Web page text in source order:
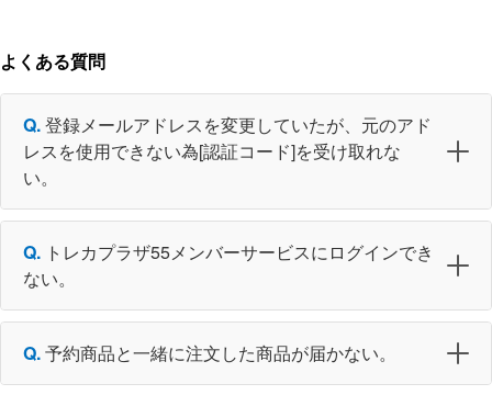
よくある質問
登録メールアドレスを変更していたが、元のアド
レスを使用できない為[認証コード]を受け取れな
い。
トレカプラザ55メンバーサービスにログインでき
ない。
予約商品と一緒に注文した商品が届かない。